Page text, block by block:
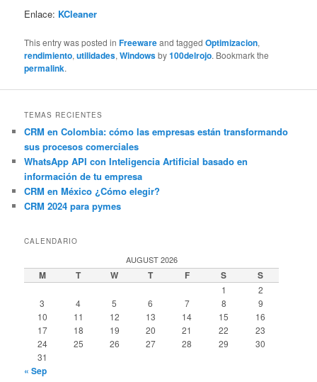
Enlace: KCleaner
This entry was posted inFreewareand taggedOptimizacion,
rendimiento,utilidades,Windowsby100delrojo. Bookmark the
permalink.
TEMAS RECIENTES
CRM en Colombia: cómo las empresas están transformando
sus procesos comerciales
WhatsApp API con Inteligencia Artificial basado en
información de tu empresa
CRM en México ¿Cómo elegir?
CRM 2024 para pymes
CALENDARIO
AUGUST 2026
M T W T F S S
1
2
3
4 5 6 7 8
9
10
11 12 13 14 15
16
17
18 19 20 21 22
23
24
25 26 27 28 29
30
31
« Sep